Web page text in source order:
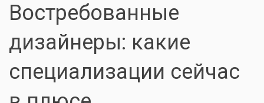
Востребованные
дизайнеры: какие
специализации сейчас